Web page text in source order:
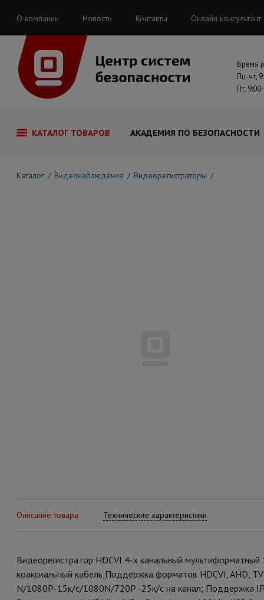
О компании Новости Контакты Онлайн консультант
Время
Пн-чт,
Пт,
КАТАЛОГ ТОВАРОВ АКАДЕМИЯ ПО БЕЗОПАСНОСТИ
Каталог Видеонаблюдение Видеорегистраторы
Описание товара Технические характеристики
Видеорегистратор HDCVI 4-х канальный
коаксиальный кабель;Поддержка форматов HDCVI, AHD,
N/1080P-15к/с/1080N/720Р -25к/с на канал; Поддержка